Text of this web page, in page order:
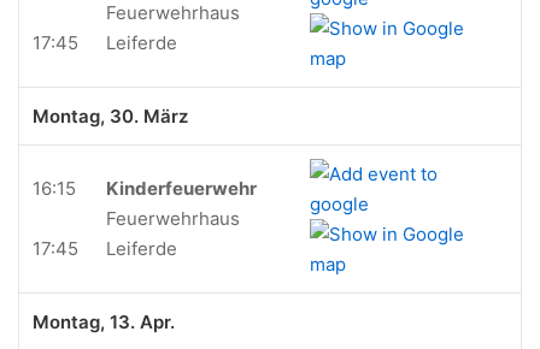
17:45
Feuerwehrhaus
Leiferde
Montag, 30. März
16:15
17:45
Kinderfeuerwehr
Feuerwehrhaus
Leiferde
Montag, 13. Apr.